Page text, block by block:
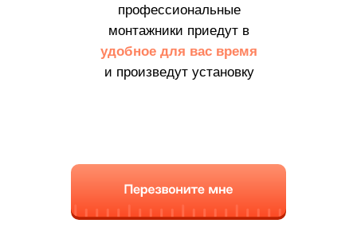
номер телефона и менеджер с
вами свяжется в течение30 минут.
акции.
профессиональные
монтажники приедут в
удобное для вас время
и произведут установку